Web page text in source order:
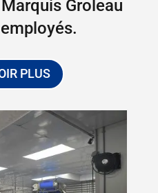
Groleau
PLUS